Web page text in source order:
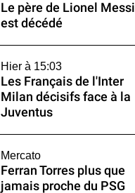
Le père de Lionel Messi
est décédé
Hier à 15:03
Les Français de l'Inter
Milan décisifs face à la
Juventus
Mercato
Ferran Torres plus que
jamais proche du PSG